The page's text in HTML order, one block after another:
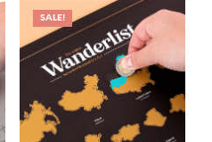
SALE!